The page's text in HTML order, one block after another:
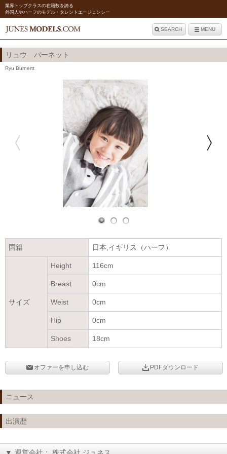
業界トップクラスの在籍数を誇る
外国人やハーフのモデル・タレントエージェンシー
SEARCH MENU
リュウ バーネット
Ryu Burnertt
国籍 日本,イギリス（ハーフ）
サイズ
Height 116cm
Breast 0cm
Weist 0cm
Hip 0cm
Shoes 18cm
オファーを申し込む PDFダウンロード
ニュース
出演歴